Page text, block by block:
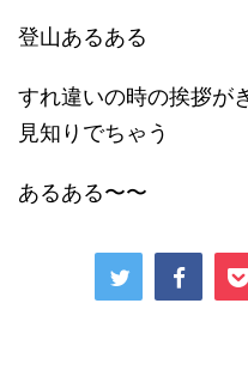
登山あるある
すれ違いの時の挨拶が
見知りでちゃう
あるある〜〜